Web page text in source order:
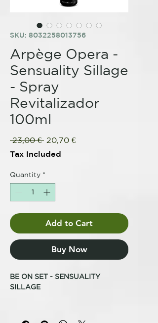
SKU: 8032258013756
Arpège Opera -
Sensuality Sillage
- Spray
Revitalizador
100ml
23,00 € Regular
Price
20,70 €Sale
Tax Included
Quantity *
Add to Cart
Buy Now
BE ON SET - SENSUALITY
SILLAGE